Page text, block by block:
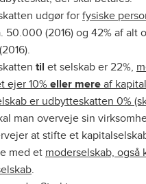
udgør forfysiske
50.000 (2016) og 42% af alt
til et selskab er 22%,
ejer 10% eller mere af
er udbytteskatten 0%
man overveje sin
at stifte et
med et moderselskab, også
.